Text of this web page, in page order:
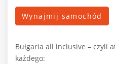
Wynajmij samochód
Bułgaria all inclusive – czyli
każdego: